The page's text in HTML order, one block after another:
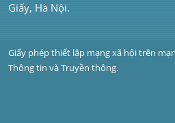
Giấy, Hà Nội.
Giấy phép thiết lập mạng xã hội trên
Thông tin và Truyền thông.